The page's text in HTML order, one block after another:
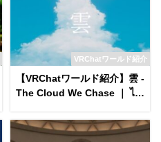
VRChatワールド紹介
【VRChatワールド紹介】雲 -
The Cloud We Chase ｜ ไก